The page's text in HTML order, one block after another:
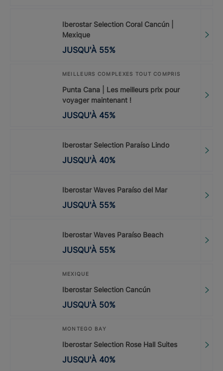
Iberostar Selection Coral Cancún |
Mexique
JUSQU'À 55%
MEILLEURS COMPLEXES TOUT COMPRIS
Punta Cana | Les meilleurs prix pour
voyager maintenant !
JUSQU'À 45%
Iberostar Selection Paraíso Lindo
JUSQU'À 40%
Iberostar Waves Paraíso del Mar
JUSQU'À 55%
Iberostar Waves Paraíso Beach
JUSQU'À 55%
MEXIQUE
Iberostar Selection Cancún
JUSQU'À 50%
MONTEGO BAY
Iberostar Selection Rose Hall Suites
JUSQU'À 40%